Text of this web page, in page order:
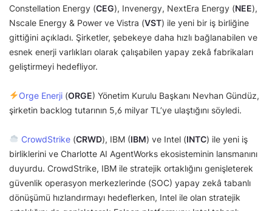
Constellation Energy (CEG), Invenergy, NextEra Energy (NEE),
Nscale Energy & Power ve Vistra (VST) ile yeni bir iş birliğine
gittiğini açıkladı. Şirketler, şebekeye daha hızlı bağlanabilen ve
esnek enerji varlıkları olarak çalışabilen yapay zekâ fabrikaları
geliştirmeyi hedefliyor.
Orge Enerji(ORGE) Yönetim Kurulu Başkanı Nevhan Gündüz,
şirketin backlog tutarının 5,6 milyar TL’ye ulaştığını söyledi.
CrowdStrike(CRWD), IBM (IBM) ve Intel (INTC) ile yeni iş
birliklerini ve Charlotte AI AgentWorks ekosisteminin lansmanını
duyurdu. CrowdStrike, IBM ile stratejik ortaklığını genişleterek
güvenlik operasyon merkezlerinde (SOC) yapay zekâ tabanlı
dönüşümü hızlandırmayı hedeflerken, Intel ile olan stratejik